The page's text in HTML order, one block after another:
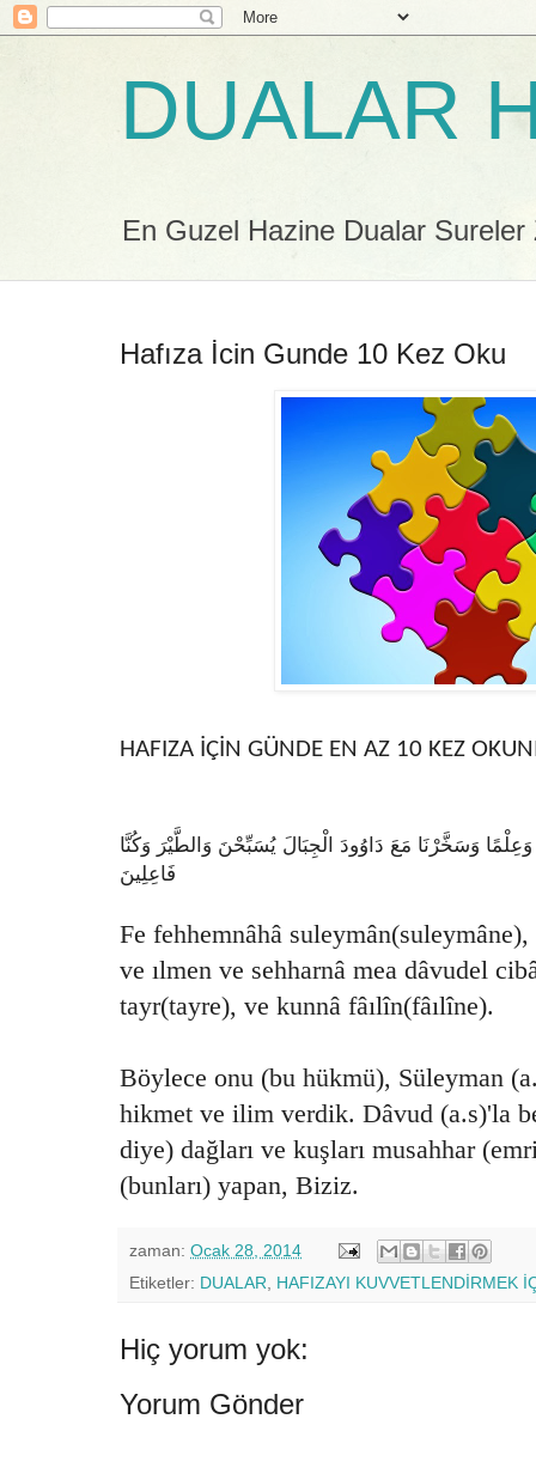
DUALAR
En Guzel Hazine Dualar
Hafıza İcin Gunde 10 Kez Oku
HAFIZA İÇİN GÜNDE EN AZ 10 KEZ
وَعِلْمًا وَسَخَّرْنَا مَعَ دَاوُودَ الْجِبَالَ يُسَبِّحْنَ وَالطَّيْرَ وَكُنَّا
فَاعِلِينَ
Fe fehhemnâhâ
ve ılmen ve sehharnâ mea dâvudel
tayr(tayre), ve kunnâ fâılîn(fâılîne).
Böylece onu (bu hükmü), Süleyman
hikmet ve ilim verdik. Dâvud (a.s)'la
diye) dağları ve kuşları musahhar
(bunları) yapan, Biziz.
zaman: Ocak 28, 2014
Etiketler: DUALAR HAFIZAYI KUVVETLENDİRMEK
Hiç yorum yok:
Yorum Gönder